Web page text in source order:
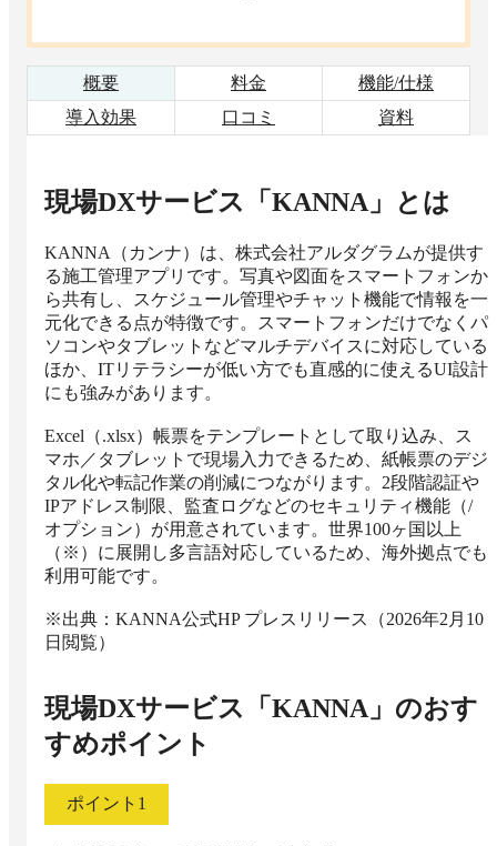
概要 料金
機能/仕様
導入効果
口コミ 資料
現場DXサービス「KANNA」 とは
KANNA（カンナ）は、株式会社アルダグラムが提供す
る施工管理アプリです。写真や図面をスマートフォンか
ら共有し、スケジュール管理やチャット機能で情報を一
元化できる点が特徴です。スマートフォンだけでなくパ
ソコンやタブレットなどマルチデバイスに対応している
ほか、ITリテラシーが低い方でも直感的に使えるUI設計
にも強みがあります。
Excel（.xlsx）帳票をテンプレートとして取り込み、ス
マホ／タブレットで現場入力できるため、紙帳票のデジ
タル化や転記作業の削減につながります。2段階認証や
IPアドレス制限、監査ログなどのセキュリティ機能（/
オプション）が用意されています。世界100ヶ国以上
（※）に展開し多言語対応しているため、海外拠点でも
利用可能です。
※出典：KANNA公式HP プレスリリース（2026年2月10
日閲覧）
現場DXサービス「KANNA」 のおす
すめポイント
ポイント 1